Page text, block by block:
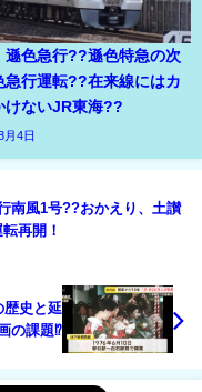
遜色急行??遜色特急の次
急行運転??在来線にはカ
けないJR東海??
月4日
南風1号??おかえり、土讃
再開！
歴史と延
の課題⁉